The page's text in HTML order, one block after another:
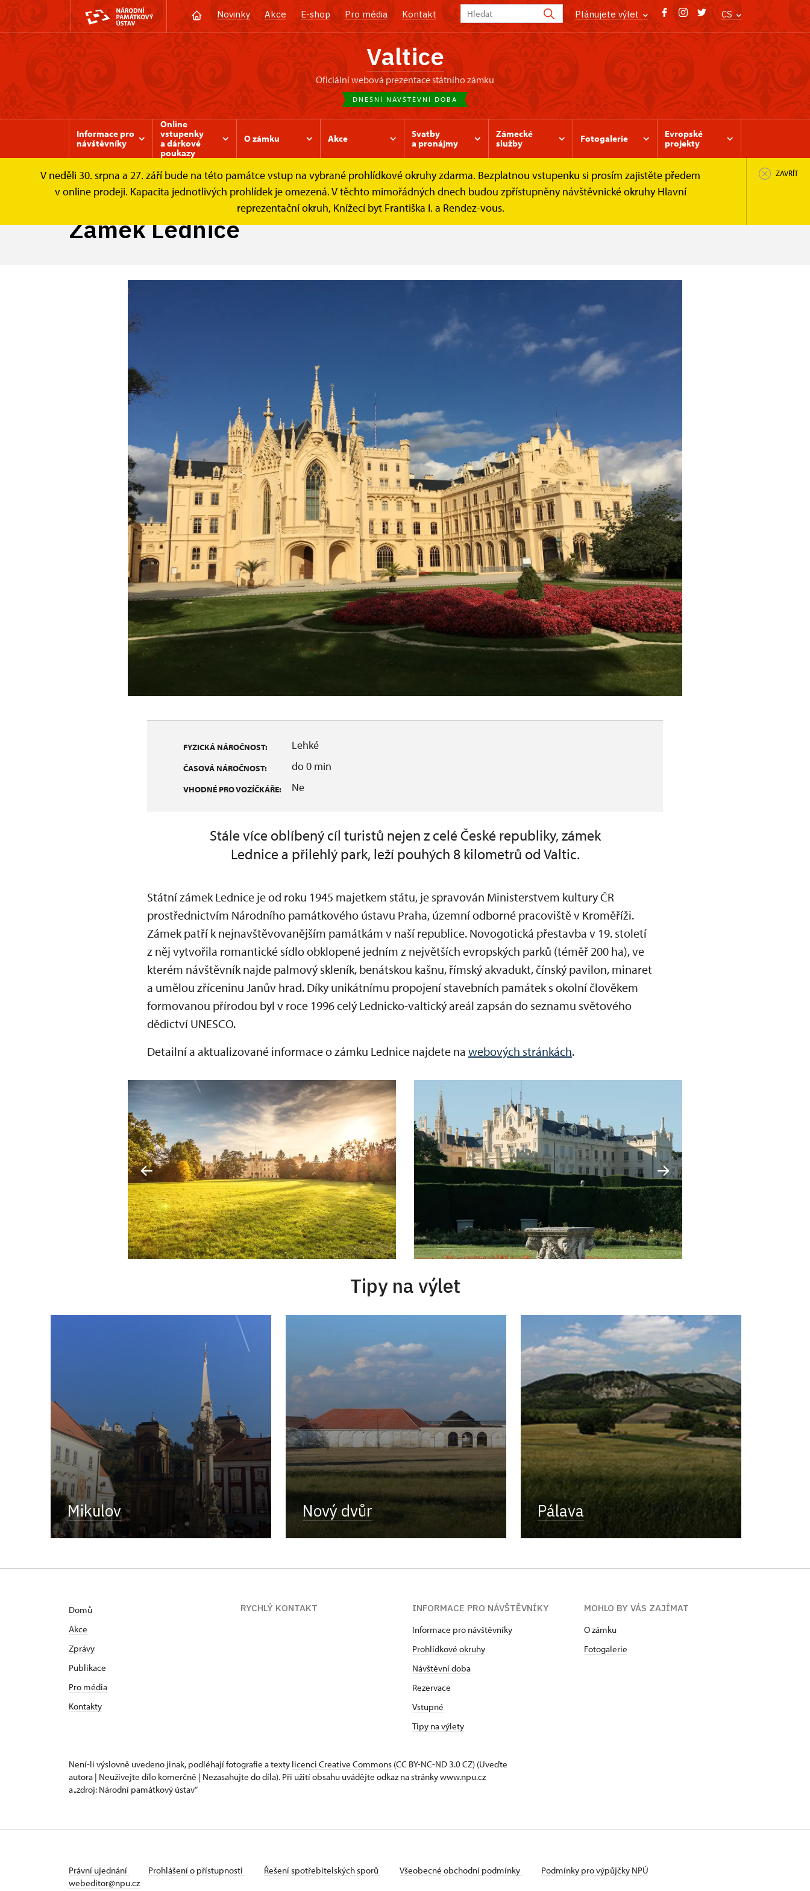
Novinky Akce E-shop Pro média Kontakt Plánujete výlet CS
Valtice
oficiální webová prezentace státního zámku
DNEŠNÍ NÁVŠTĚVNÍ DOBA
Informace pro
návštěvníky
Online
vstupenky
a dárkové
poukazy
O zámku Akce
Svatby
a pronájmy
Zámecké
služby
Fotogalerie
Evropské
projekty
V neděli 30. srpna a 27. září bude na této památce vstup na vybrané prohlídkové okruhy zdarma. Bezplatnou vstupenku si prosím zajistěte předem
v online prodeji. Kapacita jednotlivých prohlídek je omezená. V těchto mimořádných dnech budou zpřístupněny návštěvnické okruhy Hlavní
reprezentační okruh, Knížecí byt Františka I. a Rendez-vous.
ZAVŘÍT
Zámek Valtice Tipy na výlet Zámek Lednice
Zámek Lednice
FYZICKÁ NÁROČNOST: Lehké
ČASOVÁ NÁROČNOST: do 0 min
VHODNÉ PRO VOZÍČKÁŘE: Ne
Stále více oblíbený cíl turistů nejen z celé České republiky, zámek
Lednice a přilehlý park, leží pouhých 8 kilometrů od Valtic.
Státní zámek Lednice je od roku 1945 majetkem státu, je spravován Ministerstvem kultury ČR
prostřednictvím Národního památkového ústavu Praha, územní odborné pracoviště v Kroměříži.
Zámek patří k nejnavštěvovanějším památkám v naší republice. Novogotická přestavba v 19. století
z něj vytvořila romantické sídlo obklopené jedním z největších evropských parků (téměř 200 ha), ve
kterém návštěvník najde palmový skleník, benátskou kašnu, římský akvadukt, čínský pavilon, minaret
a umělou zříceninu Janův hrad. Díky unikátnímu propojení stavebních památek s okolní člověkem
formovanou přírodou byl v roce 1996 celý Lednicko-valtický areál zapsán do seznamu světového
dědictví UNESCO.
Detailní a aktualizované informace o zámku Lednice najdete na webových stránkách.
Tipy na výlet
Mikulov Nový dvůr Pálava
Domů
Akce
Zprávy
Publikace
Pro média
Kontakty
RYCHLÝ KONTAKT
INFORMACE PRO NÁVŠTĚVNÍKY
Informace pro návštěvníky
Prohlídkové okruhy
Návštěvní doba
Rezervace
Vstupné
Tipy na výlety
MOHLO BY VÁS ZAJÍMAT
O zámku
Fotogalerie
Není-li výslovně uvedeno jinak, podléhají fotografie a texty licenci Creative Commons (CC BY-NC-ND 3.0 CZ) (Uveďte
autora | Neužívejte dílo komerčně | Nezasahujte do díla). Při užití obsahu uvádějte odkaz na stránky www.npu.cz
a „zdroj: Národní památkový ústav“
Právní ujednání Prohlášení o přístupnosti Řešení spotřebitelských sporů Všeobecné obchodní podmínky
Podmínky pro výpůjčky NPÚ
webeditor@npu.cz